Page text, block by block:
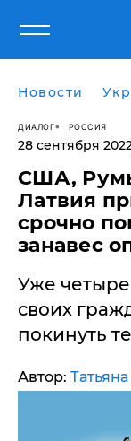
Новости
ДИАЛОГ РОССИЯ
28 сентября
​США,
Латвия
срочно
занавес
Уже
своих
покинуть
Автор: